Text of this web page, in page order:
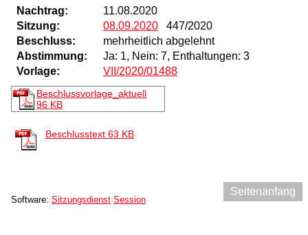
Nachtrag:
11.08.2020
Sitzung:
08.09.2020 447/2020
Beschluss:
mehrheitlich abgelehnt
Abstimmung:
Ja: 1, Nein: 7, Enthaltungen: 3
Vorlage:
VII/2020/01488
Beschlussvorlage_aktuell
96 KB
Beschlusstext 63 KB
Seitenanfang
Software: Sitzungsdienst Session